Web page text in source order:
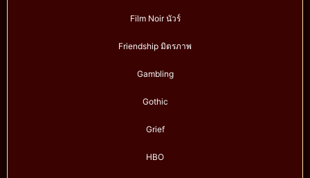
Film Noir นัวร์
Friendship มิตรภาพ
Gambling
Gothic
Grief
HBO